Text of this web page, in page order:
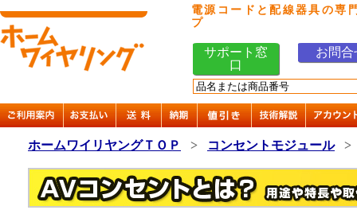
電源コードと配線器具の専
プ
サポート窓
口
お問合
ホームワイリヤングＴＯＰ > コンセントモジュール